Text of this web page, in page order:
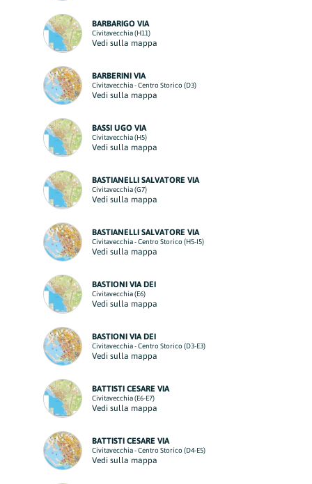
BARBARIGO VIA
Civitavecchia (H11)
Vedi sulla mappa
BARBERINI VIA
Civitavecchia - Centro Storico (D3)
Vedi sulla mappa
BASSI UGO VIA
Civitavecchia (H5)
Vedi sulla mappa
BASTIANELLI SALVATORE VIA
Civitavecchia (G7)
Vedi sulla mappa
BASTIANELLI SALVATORE VIA
Civitavecchia - Centro Storico (H5-I5)
Vedi sulla mappa
BASTIONI VIA DEI
Civitavecchia (E6)
Vedi sulla mappa
BASTIONI VIA DEI
Civitavecchia - Centro Storico (D3-E3)
Vedi sulla mappa
BATTISTI CESARE VIA
Civitavecchia (E6-E7)
Vedi sulla mappa
BATTISTI CESARE VIA
Civitavecchia - Centro Storico (D4-E5)
Vedi sulla mappa